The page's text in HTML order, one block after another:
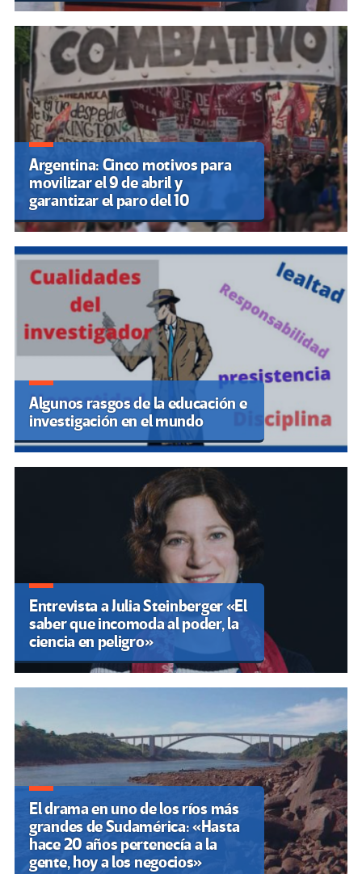
Argentina: Cinco motivos para
movilizar el 9 de abril y
garantizar el paro del 10
Algunos rasgos de la educación e
investigación en el mundo
Entrevista a Julia Steinberger «El
saber que incomoda al poder, la
ciencia en peligro»
El drama en uno de los ríos más
grandes de Sudamérica: «Hasta
hace 20 años pertenecía a la
gente, hoy a los negocios»